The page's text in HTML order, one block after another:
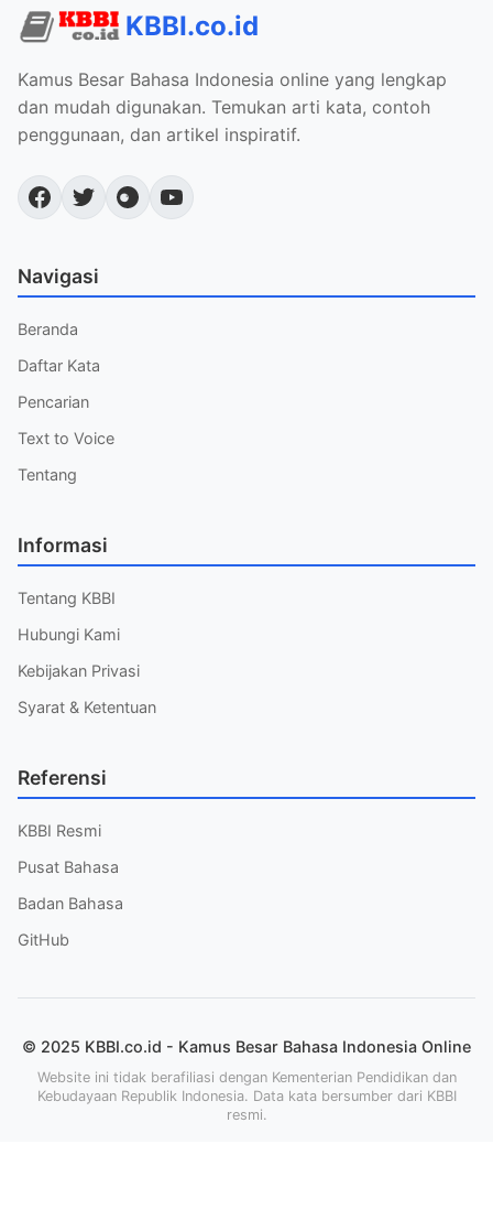
KBBI.co.id
Kamus Besar Bahasa Indonesia online yang lengkap
dan mudah digunakan. Temukan arti kata, contoh
penggunaan, dan artikel inspiratif.
Navigasi
Beranda
Daftar Kata
Pencarian
Text to Voice
Tentang
Informasi
Tentang KBBI
Hubungi Kami
Kebijakan Privasi
Syarat & Ketentuan
Referensi
KBBI Resmi
Pusat Bahasa
Badan Bahasa
GitHub
© 2025 KBBI.co.id - Kamus Besar Bahasa Indonesia Online
Website ini tidak berafiliasi dengan Kementerian Pendidikan dan
Kebudayaan Republik Indonesia. Data kata bersumber dari KBBI
resmi.